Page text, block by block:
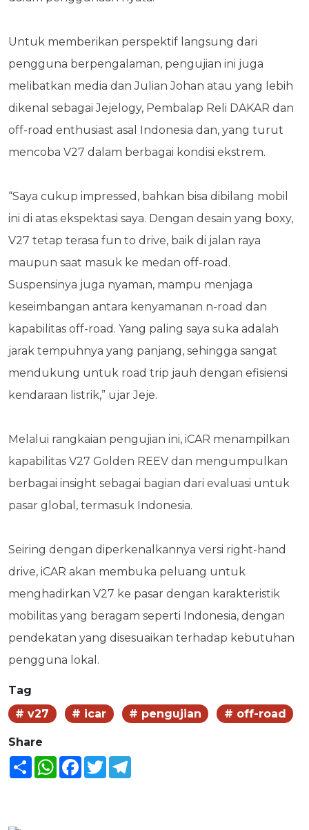
Untuk memberikan perspektif langsung dari
pengguna berpengalaman, pengujian ini juga
melibatkan media dan Julian Johan atau yang lebih
dikenal sebagai Jejelogy, Pembalap Reli DAKAR dan
off-road enthusiast asal Indonesia dan, yang turut
mencoba V27 dalam berbagai kondisi ekstrem.
“Saya cukup impressed, bahkan bisa dibilang mobil
ini di atas ekspektasi saya. Dengan desain yang boxy,
V27 tetap terasa fun to drive, baik di jalan raya
maupun saat masuk ke medan off-road.
Suspensinya juga nyaman, mampu menjaga
keseimbangan antara kenyamanan n-road dan
kapabilitas off-road. Yang paling saya suka adalah
jarak tempuhnya yang panjang, sehingga sangat
mendukung untuk road trip jauh dengan efisiensi
kendaraan listrik,” ujar Jeje.
Melalui rangkaian pengujian ini, iCAR menampilkan
kapabilitas V27 Golden REEV dan mengumpulkan
berbagai insight sebagai bagian dari evaluasi untuk
pasar global, termasuk Indonesia.
Seiring dengan diperkenalkannya versi right-hand
drive, iCAR akan membuka peluang untuk
menghadirkan V27 ke pasar dengan karakteristik
mobilitas yang beragam seperti Indonesia, dengan
pendekatan yang disesuaikan terhadap kebutuhan
pengguna lokal.
Tag
# v27
# icar # pengujian # off-road
Share
Share WhatsAppFacebook
Twitter